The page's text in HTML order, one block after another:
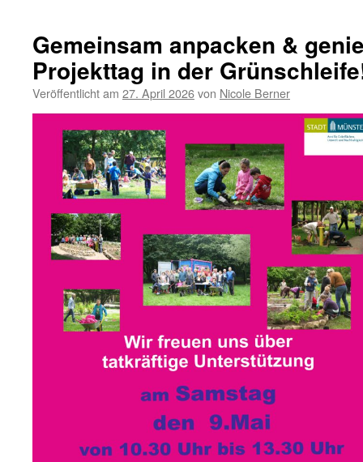
Gemeinsam anpacken &
Projekttag in der
Veröffentlicht am 27. April 2026von Nicole Berner